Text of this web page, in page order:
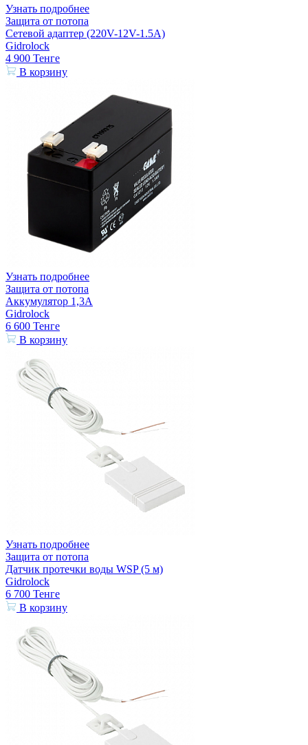
Узнать подробнее
Защита от потопа
Сетевой адаптер (220V-12V-1.5A)
Gidrolock
4 900 Тенге
В корзину
Узнать подробнее
Защита от потопа
Аккумулятор 1,3А
Gidrolock
6 600 Тенге
В корзину
Узнать подробнее
Защита от потопа
Датчик протечки воды WSP (5 м)
Gidrolock
6 700 Тенге
В корзину